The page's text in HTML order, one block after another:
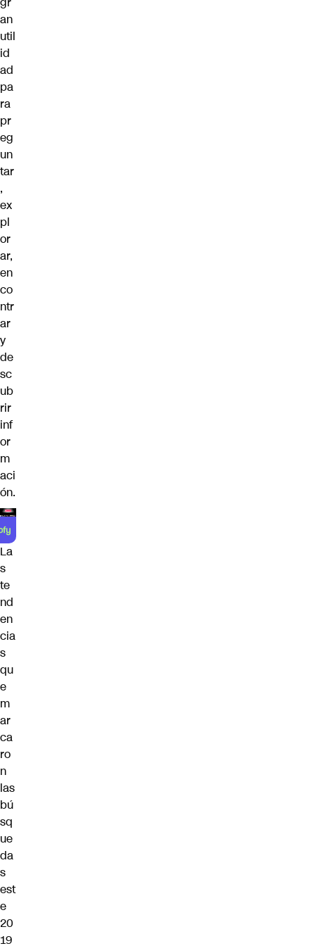
an
util
id
ad
pa
ra
pr
eg
un
tar
,
ex
pl
or
ar,
en
co
ntr
ar
y
de
sc
ub
rir
inf
or
m
aci
ón.
La
s
te
nd
en
cia
s
qu
e
m
ar
ca
ro
n
las
bú
sq
ue
da
s
est
e
20
19